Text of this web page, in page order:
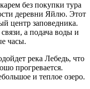
без покупки тура
деревни Яйлю. Этот
центр заповедника.
а подача воды и
часы.
река Лебедь, что
прогревается.
и теплое озеро.